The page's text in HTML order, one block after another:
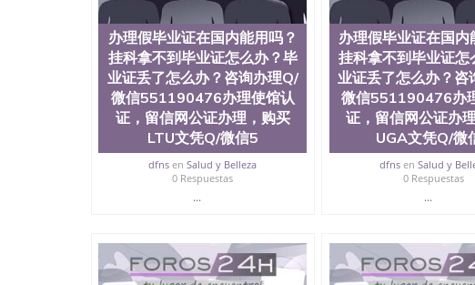
办理假毕业证在国内能用吗？
挂科拿不到毕业证怎么办？毕
业证丢了怎么办？咨询办理Q/
微信551190476办理使馆认
证，留信网公证办理，购买
LTU文凭Q/微信5
dfns enSalud y Belleza
0 Respuestas
...
办理假毕业证在国内
挂科拿不到毕业证怎
业证丢了怎么办？咨
微信551190476办
证，留信网公证办
UGA文凭Q/微
dfnsen Salud y
0 Respuestas
...